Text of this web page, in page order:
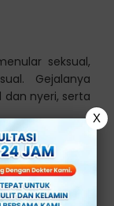
seksual,
Gejalanya
nyeri, serta
herpes genital
obat dokter.
X